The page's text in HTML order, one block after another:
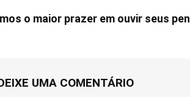
o maior prazer em ouvir seus
UMA COMENTÁRIO